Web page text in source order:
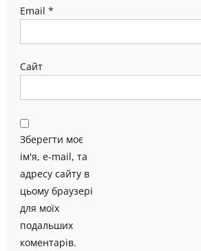
Email *
Сайт
Зберегти моє
ім'я, e-mail, та
адресу сайту в
цьому браузері
для моїх
подальших
коментарів.